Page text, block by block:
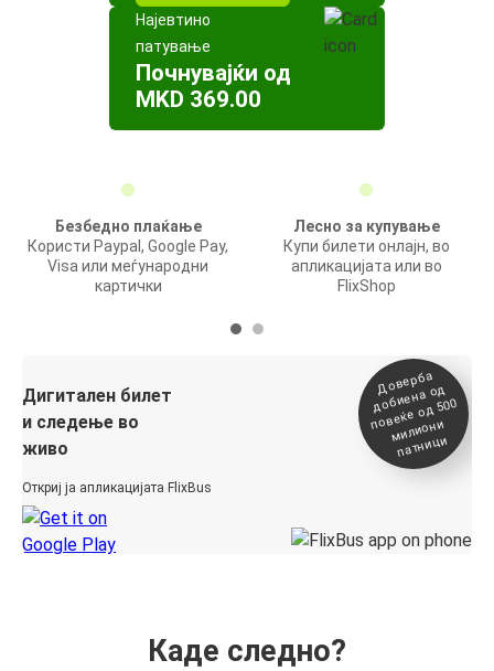
Најевтино
патување
Почнувајќи од
MKD 369.00
Безбедно плаќање
Користи Paypal, Google Pay,
Visa или меѓународни
картички
Лесно за купување
Купи билети онлајн, во
апликацијата или во
FlixShop
Дигитален билет
и следење во
живо
Откриј ја апликацијата FlixBus
Доверба
добиена о
д
повеќе о
д 500
милиони
патници
Каде следно?